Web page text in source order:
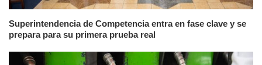
Superintendencia de Competencia entra en fase clave y se
prepara para su primera prueba real